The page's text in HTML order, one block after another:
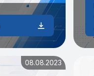
08.08.2023